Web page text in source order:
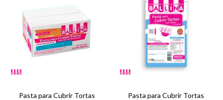
Pasta para Cubrir Tortas
Pasta para Cubrir Tortas